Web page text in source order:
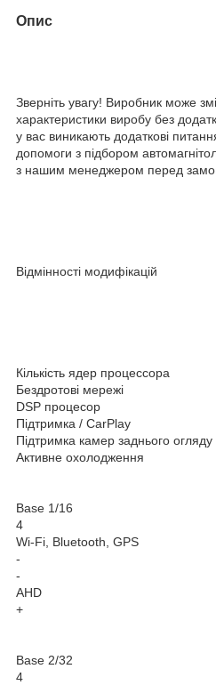
Опис
Зверніть увагу! Виробник може
характеристики виробу без
у вас виникають додаткові
допомоги з підбором
з нашим менеджером перед
Відмінності модифікацій
Кількість ядер процессора
Бездротові мережі
DSP процесор
Підтримка / CarPlay
Підтримка камер заднього огляду
Активне охолодження
Base 1/16
4
Wi-Fi, Bluetooth, GPS
-
-
AHD
+
Base 2/32
4